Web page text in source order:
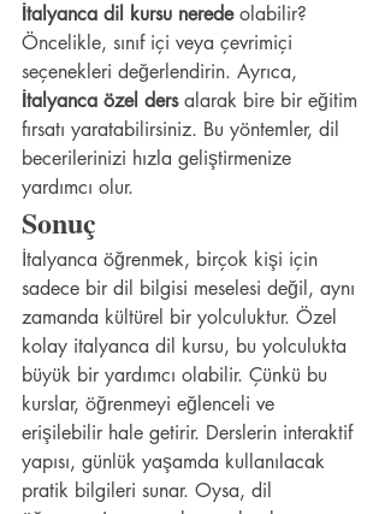
İtalyanca dil kursu nerede olabilir?
Öncelikle, sınıf içi veya çevrimiçi
seçenekleri değerlendirin. Ayrıca,
İtalyanca özel ders alarak bire bir eğitim
fırsatı yaratabilirsiniz. Bu yöntemler, dil
becerilerinizi hızla geliştirmenize
yardımcı olur.
Sonuç
İtalyanca öğrenmek, birçok kişi için
sadece bir dil bilgisi meselesi değil, aynı
zamanda kültürel bir yolculuktur. Özel
kolay italyanca dil kursu, bu yolculukta
büyük bir yardımcı olabilir. Çünkü bu
kurslar, öğrenmeyi eğlenceli ve
erişilebilir hale getirir. Derslerin interaktif
yapısı, günlük yaşamda kullanılacak
pratik bilgileri sunar. Oysa, dil